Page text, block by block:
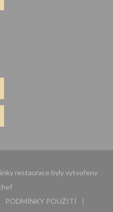
restaurace byly vytvořeny
((otevře se v novém okně))
okně))
PODMÍNKY POUŽITÍ
((otevře se v novém